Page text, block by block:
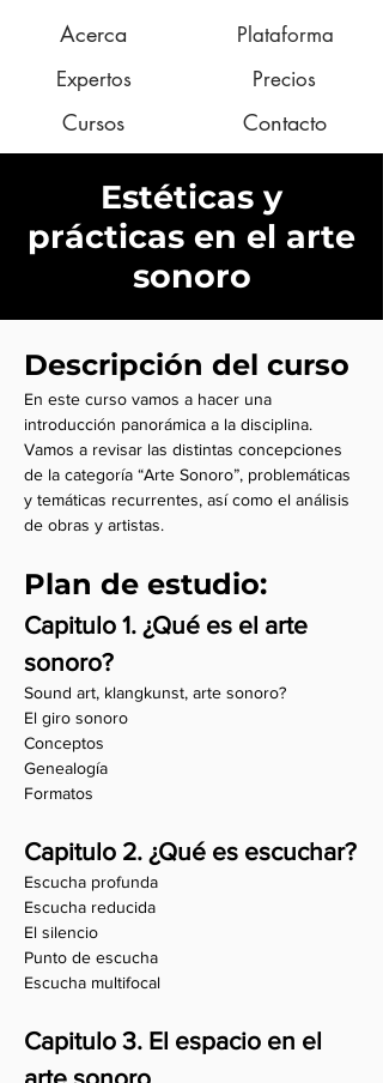
Acerca
Expertos
Cursos
Plataforma
Precios
Contacto
Estéticas y
prácticas en el arte
sonoro
Descripción del curso
En este curso vamos a hacer una
introducción panorámica a la disciplina.
Vamos a revisar las distintas concepciones
de la categoría “Arte Sonoro”, problemáticas
y temáticas recurrentes, así como el análisis
de obras y artistas.
Plan de estudio:
Capitulo 1. ¿Qué es el arte
sonoro?
Sound art, klangkunst, arte sonoro?
El giro sonoro
Conceptos
Genealogía
Formatos
Capitulo 2. ¿Qué es escuchar?
Escucha profunda
Escucha reducida
El silencio
Punto de escucha
Escucha multifocal
Capitulo 3. El espacio en el